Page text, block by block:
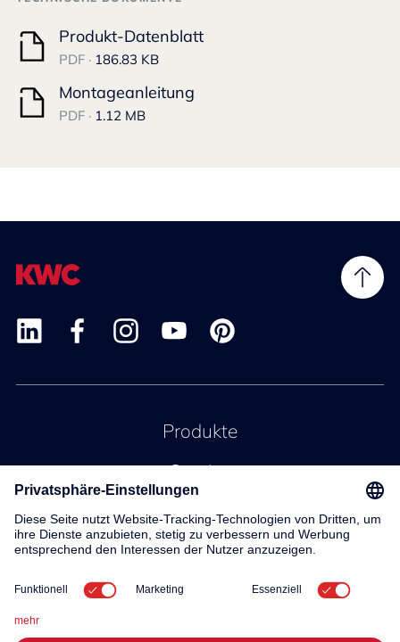
Produkt-Datenblatt
PDF · 186.83 KB
Montageanleitung
PDF · 1.12 MB
Produkte
Service
Kontakt
Über uns